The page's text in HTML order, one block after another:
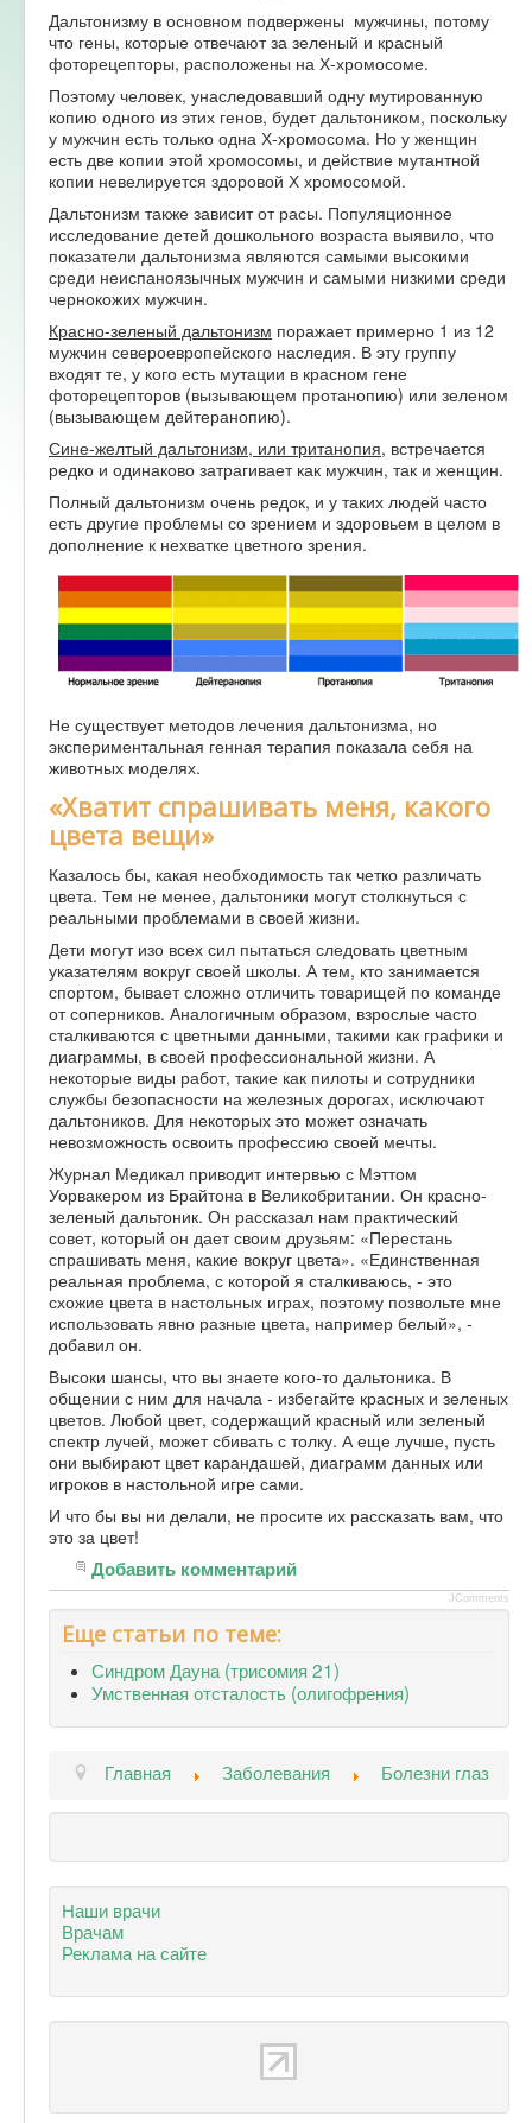
Дальтонизму в основном подвержены мужчины, потому
что гены, которые отвечают за зеленый и красный
фоторецепторы, расположены на Х-хромосоме.
Поэтому человек, унаследовавший одну мутированную
копию одного из этих генов, будет дальтоником, поскольку
у мужчин есть только одна Х-хромосома. Но у женщин
есть две копии этой хромосомы, и действие мутантной
копии невелируется здоровой Х хромосомой.
Дальтонизм также зависит от расы. Популяционное
исследование детей дошкольного возраста выявило, что
показатели дальтонизма являются самыми высокими
среди неиспаноязычных мужчин и самыми низкими среди
чернокожих мужчин.
Красно-зеленый дальтонизм поражает примерно 1 из 12
мужчин североевропейского наследия. В эту группу
входят те, у кого есть мутации в красном гене
фоторецепторов (вызывающем протанопию) или зеленом
(вызывающем дейтеранопию).
Сине-желтый дальтонизм, или тританопия, встречается
редко и одинаково затрагивает как мужчин, так и женщин.
Полный дальтонизм очень редок, и у таких людей часто
есть другие проблемы со зрением и здоровьем в целом в
дополнение к нехватке цветного зрения.
Не существует методов лечения дальтонизма, но
экспериментальная генная терапия показала себя на
животных моделях.
«Хватит спрашивать меня, какого
цвета вещи»
Казалось бы, какая необходимость так четко различать
цвета. Тем не менее, дальтоники могут столкнуться с
реальными проблемами в своей жизни.
Дети могут изо всех сил пытаться следовать цветным
указателям вокруг своей школы. А тем, кто занимается
спортом, бывает сложно отличить товарищей по команде
от соперников. Аналогичным образом, взрослые часто
сталкиваются с цветными данными, такими как графики и
диаграммы, в своей профессиональной жизни. А
некоторые виды работ, такие как пилоты и сотрудники
службы безопасности на железных дорогах, исключают
дальтоников. Для некоторых это может означать
невозможность освоить профессию своей мечты.
Журнал Медикал приводит интервью с Мэттом
Уорвакером из Брайтона в Великобритании. Он красно-
зеленый дальтоник. Он рассказал нам практический
совет, который он дает своим друзьям: «Перестань
спрашивать меня, какие вокруг цвета». «Единственная
реальная проблема, с которой я сталкиваюсь, - это
схожие цвета в настольных играх, поэтому позвольте мне
использовать явно разные цвета, например белый», -
добавил он.
Высоки шансы, что вы знаете кого-то дальтоника. В
общении с ним для начала - избегайте красных и зеленых
цветов. Любой цвет, содержащий красный или зеленый
спектр лучей, может сбивать с толку. А еще лучше, пусть
они выбирают цвет карандашей, диаграмм данных или
игроков в настольной игре сами.
И что бы вы ни делали, не просите их рассказать вам, что
это за цвет!
Добавить комментарий
JComments
Еще статьи по теме:
Синдром Дауна (трисомия 21)
Умственная отсталость (олигофрения)
Главная Заболевания Болезни глаз
Наши врачи
Врачам
Реклама на сайте